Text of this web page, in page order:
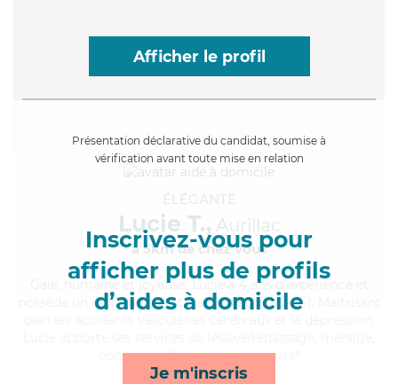
Afficher le profil
Présentation déclarative du candidat, soumise à
vérification avant toute mise en relation
Inscrivez-vous pour
afficher plus de profils
d’aides à domicile
Je m'inscris
ÉLÉGANTE
Lucie T., Aurillac
à 5km de chez Vous
, humaine et joyeuse, Lucie a 4 ans d'expérience et
possède un diplôme d'Etat d'aide-soignant (AS). Maitrisant
compagnie/loisirs et transports*